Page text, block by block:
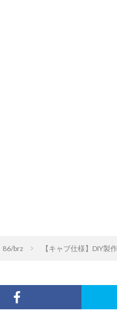
86/brz 【キャブ仕様】DIY